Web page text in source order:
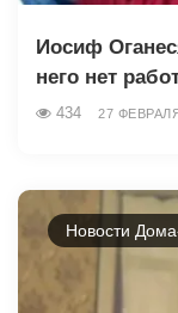
Иосиф
него нет
434 27
Новости